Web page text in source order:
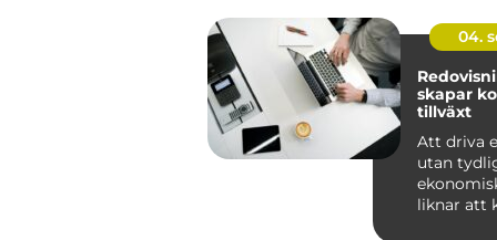
04.
skapar
tillväxt
Att driva
utan
liknar att